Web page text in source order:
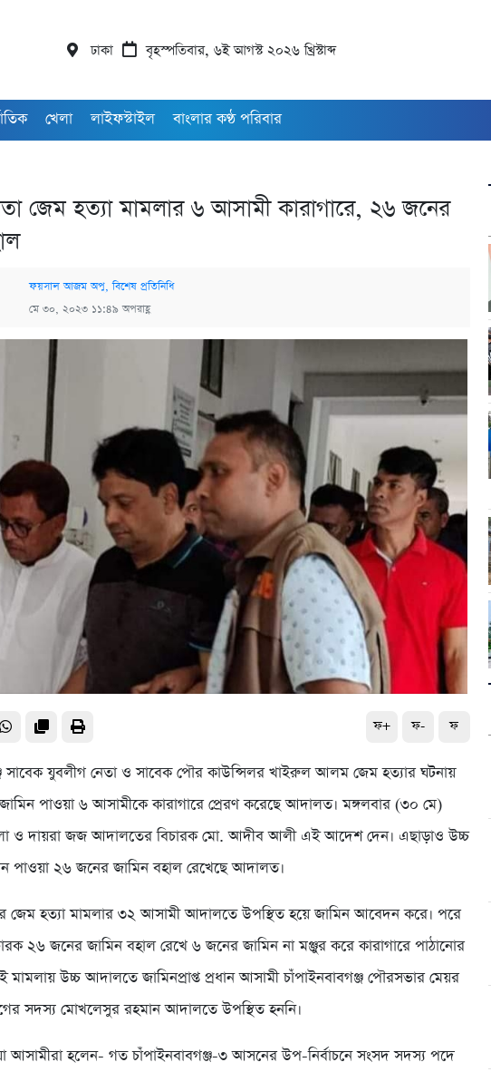
ঢাকা বৃহস্পতিবার, ৬ই আগস্ট ২০২৬ খ্রিস্টাব্দ
খেলা লাইফস্টাইল বাংলার কণ্ঠ পরিবার
জেম হত্যা মামলার ৬ আসামী কারাগারে, ২৬ জনের
ফয়সাল আজম অপু, বিশেষ প্রতিনিধি
মে ৩০, ২০২৩ ১১:৪৯ অপরাহ্ণ
ফ+ ফ- ফ
সাবেক যুবলীগ নেতা ও সাবেক পৌর কাউন্সিলর খাইরুল আলম জেম হত্যার ঘটনায়
পাওয়া ৬ আসামীকে কারাগারে প্রেরণ করেছে আদালত। মঙ্গলবার (৩০ মে)
ও দায়রা জজ আদালতের বিচারক মো. আদীব আলী এই আদেশ দেন। এছাড়াও উচ্চ
পাওয়া ২৬ জনের জামিন বহাল রেখেছে আদালত।
হত্যা মামলার ৩২ আসামী আদালতে উপস্থিত হয়ে জামিন আবেদন করে। পরে
২৬ জনের জামিন বহাল রেখে ৬ জনের জামিন না মঞ্জুর করে কারাগারে পাঠানোর
মামলায় উচ্চ আদালতে জামিনপ্রাপ্ত প্রধান আসামী চাঁপাইনবাবগঞ্জ পৌরসভার মেয়র
সদস্য মোখলেসুর রহমান আদালতে উপস্থিত হননি।
আসামীরা হলেন- গত চাঁপাইনবাবগঞ্জ-৩ আসনের উপ-নির্বাচনে সংসদ সদস্য পদে